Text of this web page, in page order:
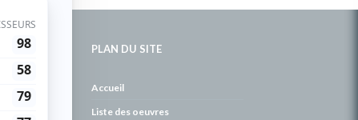
PLAN DU SITE
Accueil
Liste des oeuvres